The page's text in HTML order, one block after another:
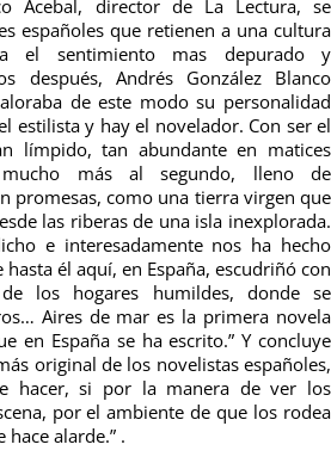
Acebal, director de La Lectura, se
españoles que retienen a una cultura
el sentimiento mas depurado y
después, Andrés González Blanco
de este modo su personalidad
estilista y hay el novelador. Con ser el
límpido, tan abundante en matices
más al segundo, lleno de
promesas, como una tierra virgen que
las riberas de una isla inexplorada.
e interesadamente nos ha hecho
él aquí, en España, escudriñó con
los hogares humildes, donde se
Aires de mar es la primera novela
en España se ha escrito.” Y concluye
original de los novelistas españoles,
hacer, si por la manera de ver los
por el ambiente de que los rodea
alarde.” .